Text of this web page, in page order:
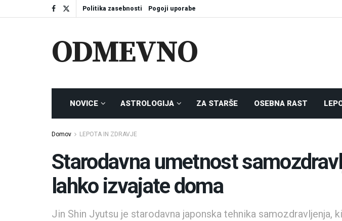
Politika zasebnosti Pogoji uporabe
ODMEVNO
NOVICE ASTROLOGIJA ZA STARŠE OSEBNA RAST
Domov LEPOTA IN ZDRAVJE
Starodavna umetnost
lahko izvajate doma
Jin Shin Jyutsu je starodavna japonska tehnika samozdravljenja,